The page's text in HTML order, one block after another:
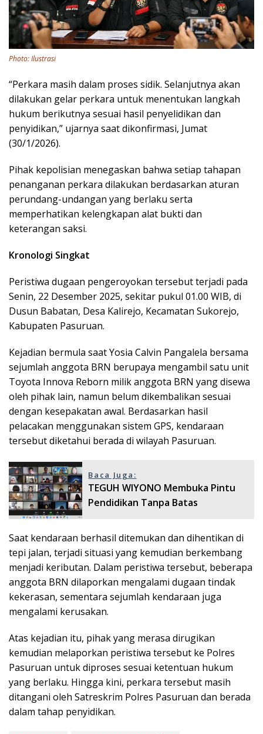
Photo: Ilustrasi
“Perkara masih dalam proses sidik. Selanjutnya akan
dilakukan gelar perkara untuk menentukan langkah
hukum berikutnya sesuai hasil penyelidikan dan
penyidikan,” ujarnya saat dikonfirmasi, Jumat
(30/1/2026).
Pihak kepolisian menegaskan bahwa setiap tahapan
penanganan perkara dilakukan berdasarkan aturan
perundang-undangan yang berlaku serta
memperhatikan kelengkapan alat bukti dan
keterangan saksi.
Kronologi Singkat
Peristiwa dugaan pengeroyokan tersebut terjadi pada
Senin, 22 Desember 2025, sekitar pukul 01.00 WIB, di
Dusun Babatan, Desa Kalirejo, Kecamatan Sukorejo,
Kabupaten Pasuruan.
Kejadian bermula saat Yosia Calvin Pangalela bersama
sejumlah anggota BRN berupaya mengambil satu unit
Toyota Innova Reborn milik anggota BRN yang disewa
oleh pihak lain, namun belum dikembalikan sesuai
dengan kesepakatan awal. Berdasarkan hasil
pelacakan menggunakan sistem GPS, kendaraan
tersebut diketahui berada di wilayah Pasuruan.
Baca Juga:
TEGUH WIYONO Membuka Pintu
Pendidikan Tanpa Batas
Saat kendaraan berhasil ditemukan dan dihentikan di
tepi jalan, terjadi situasi yang kemudian berkembang
menjadi keributan. Dalam peristiwa tersebut, beberapa
anggota BRN dilaporkan mengalami dugaan tindak
kekerasan, sementara sejumlah kendaraan juga
mengalami kerusakan.
Atas kejadian itu, pihak yang merasa dirugikan
kemudian melaporkan peristiwa tersebut ke Polres
Pasuruan untuk diproses sesuai ketentuan hukum
yang berlaku. Hingga kini, perkara tersebut masih
ditangani oleh Satreskrim Polres Pasuruan dan berada
dalam tahap penyidikan.